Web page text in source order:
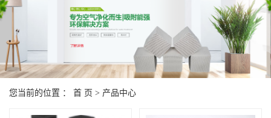
您当前的位置 ： 首 页 > 产品中心